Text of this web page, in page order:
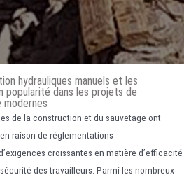
hydrauliques manuels et les
popularité dans les projets de
de la construction et du sauvetage ont
raison de réglementations
croissantes en matière d’efficacité
des travailleurs. Parmi les nombreux